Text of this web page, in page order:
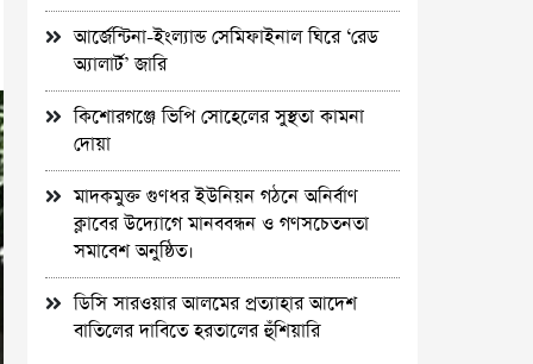
আর্জেন্টিনা-ইংল্যান্ড সেমিফাইনাল ঘিরে ‘রেড
অ্যালার্ট’ জারি
কিশোরগঞ্জে ভিপি সোহেলের সুস্থতা কামনা
দোয়া
মাদকমুক্ত গুণধর ইউনিয়ন গঠনে অনির্বাণ
ক্লাবের উদ্যোগে মানববন্ধন ও গণসচেতনতা
সমাবেশ অনুষ্ঠিত।
ডিসি সারওয়ার আলমের প্রত্যাহার আদেশ
বাতিলের দাবিতে হরতালের হুঁশিয়ারি